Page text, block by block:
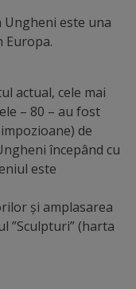
Ungheni este una
Europa.
actual, cele mai
– 80 – au fost
de
începând cu
este
și amplasarea
”Sculpturi” (harta